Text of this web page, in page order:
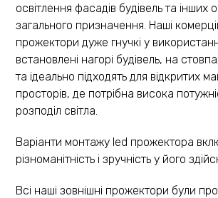
освітлення фасадів будівель та інших
загального призначення. Наші
прожектори дуже гнучкі у
встановлені нагорі будівель, на
та ідеально підходять для відкритих
просторів, де потрібна висока
розподіл світла.
Варіанти монтажу led прожектора
різноманітність і зручність у його
Всі наші зовнішні прожектори були